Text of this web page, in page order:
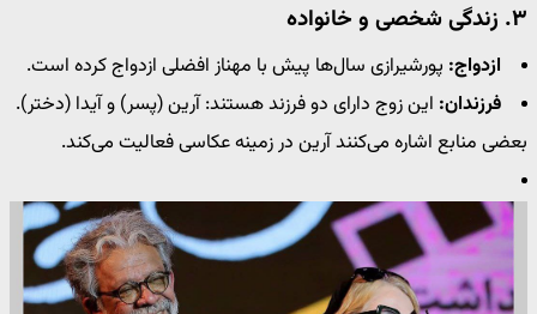
۳. زندگی شخصی و خانواده
ازدواج: پورشیرازی سال‌ها پیش با مهناز افضلی ازدواج کرده است.
فرزندان: این زوج دارای دو فرزند هستند: آرین (پسر) و آیدا (دختر).
بعضی منابع اشاره می‌کنند آرین در زمینه عکاسی فعالیت می‌کند.